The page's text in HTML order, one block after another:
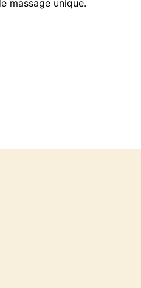
massage unique.